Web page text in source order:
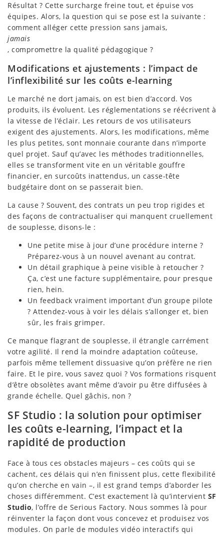
Résultat ? Cette surcharge freine tout, et épuise vos
équipes. Alors, la question qui se pose est la suivante :
comment alléger cette pression sans jamais,
jamais
, compromettre la qualité pédagogique ?
Modifications et ajustements : l’impact de
l’inflexibilité sur les coûts e-learning
Le marché ne dort jamais, on est bien d’accord. Vos
produits, ils évoluent. Les réglementations se réécrivent à
la vitesse de l’éclair. Les retours de vos utilisateurs
exigent des ajustements. Alors, les modifications, même
les plus petites, sont monnaie courante dans n’importe
quel projet. Sauf qu’avec les méthodes traditionnelles,
elles se transforment vite en un véritable gouffre
financier, en surcoûts inattendus, un casse-tête
budgétaire dont on se passerait bien.
La cause ? Souvent, des contrats un peu trop rigides et
des façons de contractualiser qui manquent cruellement
de souplesse, disons-le :
Une petite mise à jour d’une procédure interne ?
Préparez-vous à un nouvel avenant au contrat.
Un détail graphique à peine visible à retoucher ?
Ça, c’est une facture supplémentaire, pour presque
rien, hein.
Un feedback vraiment important d’un groupe pilote
? Attendez-vous à voir les délais s’allonger et, bien
sûr, les frais grimper.
Ce manque flagrant de souplesse, il étrangle carrément
votre agilité. Il rend la moindre adaptation coûteuse,
parfois même tellement dissuasive qu’on préfère ne rien
faire. Et le pire, vous savez quoi ? Vos formations risquent
d’être obsolètes avant même d’avoir pu être diffusées à
grande échelle. Quel gâchis, non ?
SF Studio : la solution pour optimiser
les coûts e-learning, l’impact et la
rapidité de production
Face à tous ces obstacles majeurs – ces coûts qui se
cachent, ces délais qui n’en finissent plus, cette flexibilité
qu’on cherche en vain –, il est grand temps d’aborder les
choses différemment. C’est exactement là qu’intervient SF
Studio, l’offre de Serious Factory. Nous sommes là pour
réinventer la façon dont vous concevez et produisez vos
modules. On parle de modules vidéo interactifs qui